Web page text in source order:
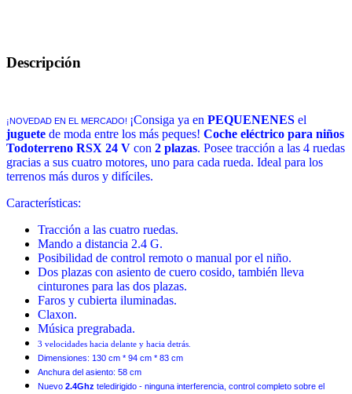
Descripción
¡NOVEDAD EN EL MERCADO! ¡Consiga ya en PEQUENENES el
juguete de moda entre los más peques! Coche eléctrico para niños
Todoterreno RSX 24 V con 2 plazas. Posee tracción a las 4 ruedas
gracias a sus cuatro motores, uno para cada rueda. Ideal para los
terrenos más duros y difíciles.
Características:
Tracción a las cuatro ruedas.
Mando a distancia 2.4 G.
Posibilidad de control remoto o manual por el niño.
Dos plazas con asiento de cuero cosido, también lleva
cinturones para las dos plazas.
Faros y cubierta iluminadas.
Claxon.
Música pregrabada.
3 velocidades hacia delante y hacia detrás.
Dimensiones: 130 cm * 94 cm * 83 cm
Anchura del asiento: 58 cm
Nuevo 2.4Ghz teledirigido - ninguna interferencia, control completo sobre el